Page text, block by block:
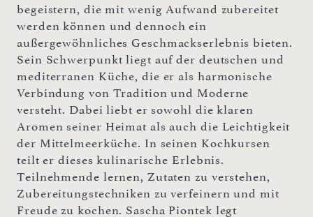
begeistern, die mit wenig Aufwand zubereitet
werden können und dennoch ein
außergewöhnliches Geschmackserlebnis bieten.
Sein Schwerpunkt liegt auf der deutschen und
mediterranen Küche, die er als harmonische
Verbindung von Tradition und Moderne
versteht. Dabei liebt er sowohl die klaren
Aromen seiner Heimat als auch die Leichtigkeit
der Mittelmeerküche. In seinen Kochkursen
teilt er dieses kulinarische Erlebnis.
Teilnehmende lernen, Zutaten zu verstehen,
Zubereitungstechniken zu verfeinern und mit
Freude zu kochen. Sascha Piontek legt